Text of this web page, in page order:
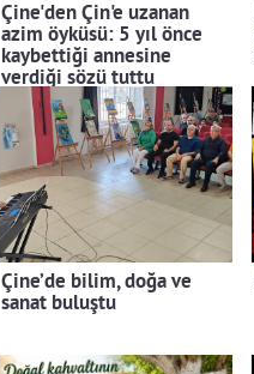
Çine'den Çin'e uzanan
azim öyküsü: 5 yıl önce
kaybettiği annesine
verdiği sözü tuttu
Çine’de bilim, doğa ve
sanat buluştu